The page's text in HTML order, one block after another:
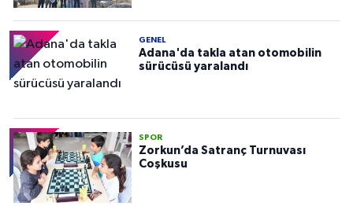
GENEL
Adana'da takla atan otomobilin
sürücüsü yaralandı
SPOR
Zorkun’da Satranç Turnuvası
Coşkusu